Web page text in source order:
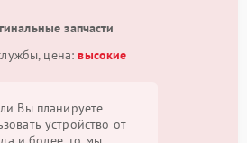
запчасти
цена:высокие
Вы планируете
устройство от